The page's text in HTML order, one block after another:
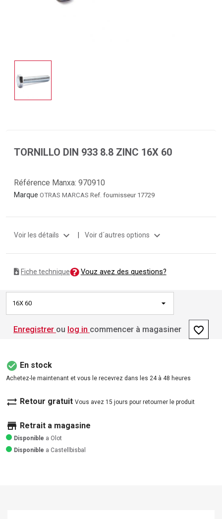
TORNILLO DIN 933 8.8 ZINC 16X 60
Référence Manxa: 970910
Marque OTRAS MARCAS Ref. fournisseur 17729
Voir les détails expand_more | Voir d´autres options expand_more
Fiche technique Vouz avez des questions?
16X 60
Enregistrer ou log in commencer à magasiner favorite_border
check_circle En stock
Achetez-le maintenant et vous le recevrez dans les 24 à 48 heures
sync_alt Retour gratuit Vous avez 15 jours pour retourner le produit
store Retrait a magasine
Disponible a Olot
Disponible a Castellbisbal